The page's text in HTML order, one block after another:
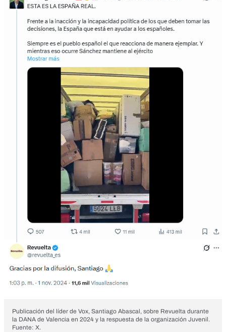
Publicación del líder de Vox, Santiago Abascal, sobre Revuelta durante
la DANA de Valencia en 2024 y la respuesta de la organización Juvenil.
Fuente: X.